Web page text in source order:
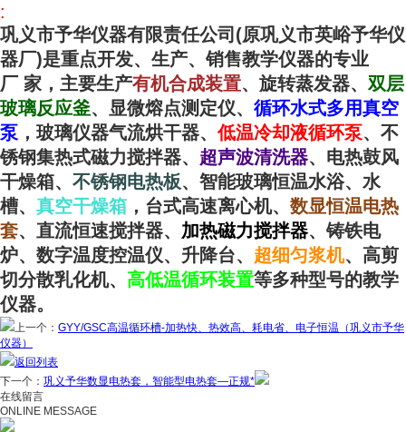
:
巩义市予华仪器有限责任公司 (原巩义市英峪予华仪
器厂)是重点开发、生产、销售教学仪器的专业
厂 家，主要生产有机合成装置、旋转蒸发器、 双层
玻璃反应釜、显微熔点测定仪、 循环水式多用真空
泵 ，玻璃仪器气流烘干器、低温冷却液循环泵、不
锈钢集热式磁力搅拌器、 超声波清洗器、电热鼓风
干燥箱、 不锈钢电热板、智能玻璃恒温水浴、水
槽、 真空干燥箱 ，台式高速离心机、 数显恒温电热
套、直流恒速搅拌器、 加热磁力搅拌器、铸铁电
炉、数字温度控温仪、升降台、 超细匀浆机、高剪
切分散乳化机、 高低温循环装置等多种型号的教学
仪器。
上一个： GYY/GSC高温循环槽-加热快、热效高、耗电省、电子恒温（巩义市予华
仪器）
返回列表
下一个： 巩义予华数显电热套，智能型电热套—正规*
在线留言
ONLINE MESSAGE